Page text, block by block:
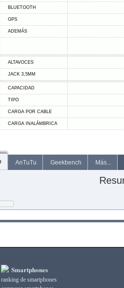
BLUETOOTH
GPS
ADEMÁS
ALTAVOCES
JACK 3,5MM
CAPACIDAD
TIPO
CARGA POR CABLE
CARGA INALÁMBRICA
AnTuTu Geekbench Más...
Smartphones
ranking de smartphones